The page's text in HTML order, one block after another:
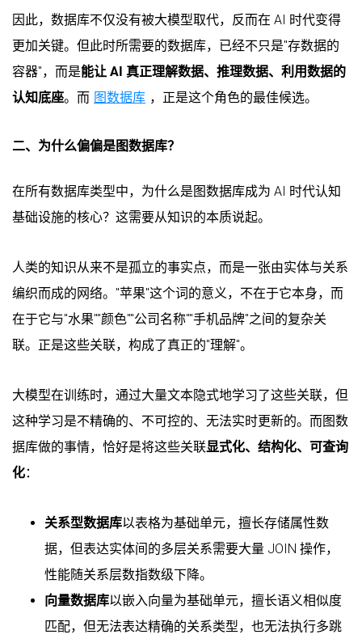
因此，数据库不仅没有被大模型取代，反而在 AI 时代变得
更加关键。但此时所需要的数据库，已经不只是"存数据的
容器"，而是能让 AI 真正理解数据、推理数据、利用数据的
认知底座。而 图数据库 ，正是这个角色的最佳候选。
二、为什么偏偏是图数据库？
在所有数据库类型中，为什么是图数据库成为 AI 时代认知
基础设施的核心？这需要从知识的本质说起。
人类的知识从来不是孤立的事实点，而是一张由实体与关系
编织而成的网络。"苹果"这个词的意义，不在于它本身，而
在于它与"水果""颜色""公司名称""手机品牌"之间的复杂关
联。正是这些关联，构成了真正的"理解"。
大模型在训练时，通过大量文本隐式地学习了这些关联，但
这种学习是不精确的、不可控的、无法实时更新的。而图数
据库做的事情，恰好是将这些关联显式化、结构化、可查询
化：
关系型数据库以表格为基础单元，擅长存储属性数
据，但表达实体间的多层关系需要大量 JOIN 操作，
性能随关系层数指数级下降。
向量数据库以嵌入向量为基础单元，擅长语义相似度
匹配，但无法表达精确的关系类型，也无法执行多跳